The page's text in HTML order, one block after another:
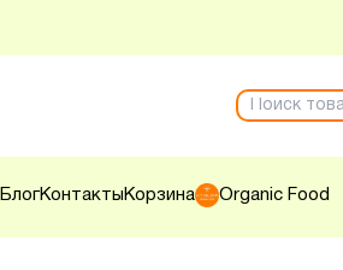
БлогКонтакты Корзина Organic Food